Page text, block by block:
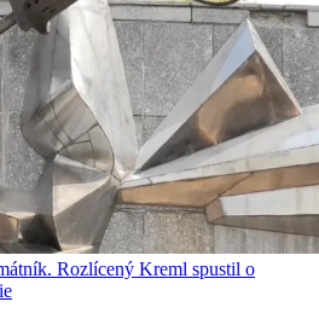
Rozlícený Kreml spustil o